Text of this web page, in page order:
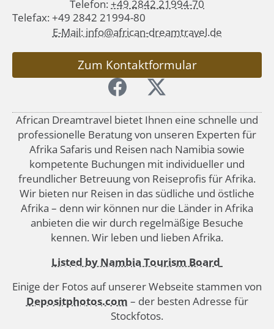
Telefon: +49 2842 21994-70
Telefax: +49 2842 21994-80
E-Mail: info@african-dreamtravel.de
Zum Kontaktformular
African Dreamtravel bietet Ihnen eine schnelle und
professionelle Beratung von unseren Experten für
Afrika Safaris und Reisen nach Namibia sowie
kompetente Buchungen mit individueller und
freundlicher Betreuung von Reiseprofis für Afrika.
Wir bieten nur Reisen in das südliche und östliche
Afrika – denn wir können nur die Länder in Afrika
anbieten die wir durch regelmäßige Besuche
kennen. Wir leben und lieben Afrika.
Listed by Nambia Tourism Board
Einige der Fotos auf unserer Webseite stammen von
Depositphotos.com – der besten Adresse für
Stockfotos.